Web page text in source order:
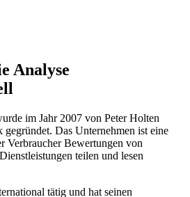
Analyse
im Jahr 2007 von Peter Holten
Das Unternehmen ist eine
Verbraucher Bewertungen von
teilen und lesen
tätig und hat seinen